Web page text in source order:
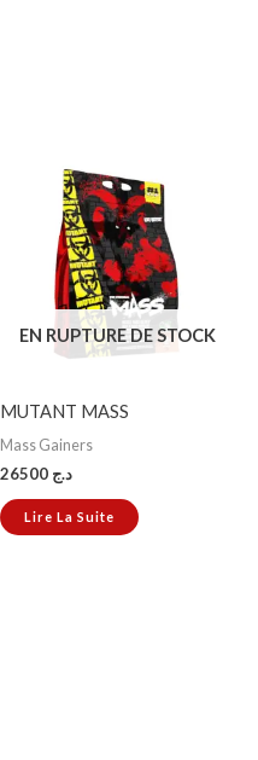
EN RUPTURE DE STOCK
MUTANT MASS
Mass Gainers
د.ج
Lire La Suite